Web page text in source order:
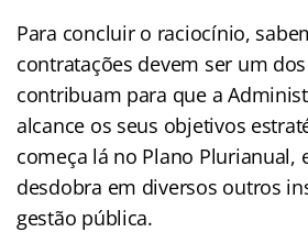
Para concluir o raciocínio,
contratações devem ser um
contribuam para que a
alcance os seus objetivos
começa lá no Plano Plurianual,
desdobra em diversos outros
gestão pública.